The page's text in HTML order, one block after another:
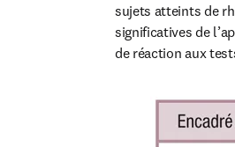
sujets atteints de
significatives de
de réaction aux